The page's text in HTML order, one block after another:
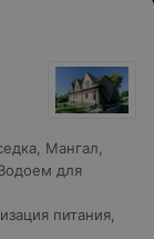
, Мангал,
для
питания,